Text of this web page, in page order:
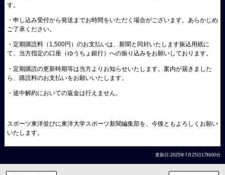
す。
・申し込み受付から発送までお時間をいただく場合がございます。あらかじめ
ご了承ください。
・定期購読料（1,500円）のお支払いは、新聞と同封いたします振込用紙に
て、当方指定の口座（ゆうちょ銀行）への振り込みをお願いしております。
・定期購読の更新時期等は当方よりお知らせいたします。案内が届きました
ら、購読料のお支払いをお願いいたします。
・途中解約においての返金は行えません。
スポーツ東洋並びに東洋大学スポーツ新聞編集部を、今後ともよろしくお願い
いたします。
更新日:2025年7月25日17時00分